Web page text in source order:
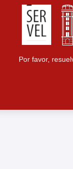
Por favor,